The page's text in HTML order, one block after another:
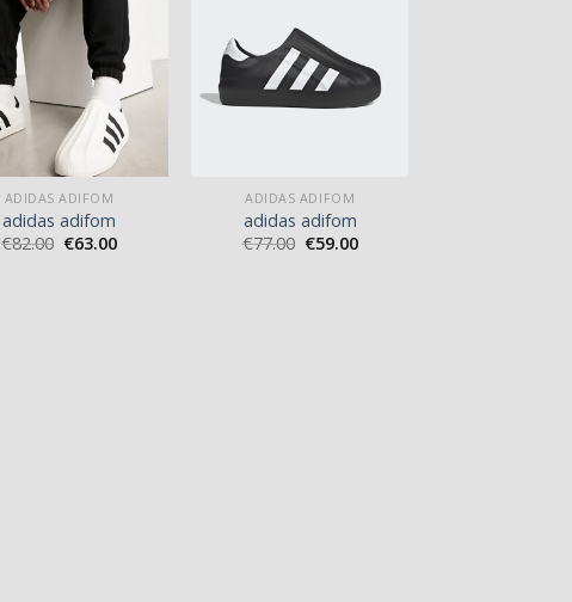
ADIDAS ADIFOM
adidas adifom
€82.00 €63.00
ADIDAS ADIFOM
adidas adifom
€77.00 €59.00